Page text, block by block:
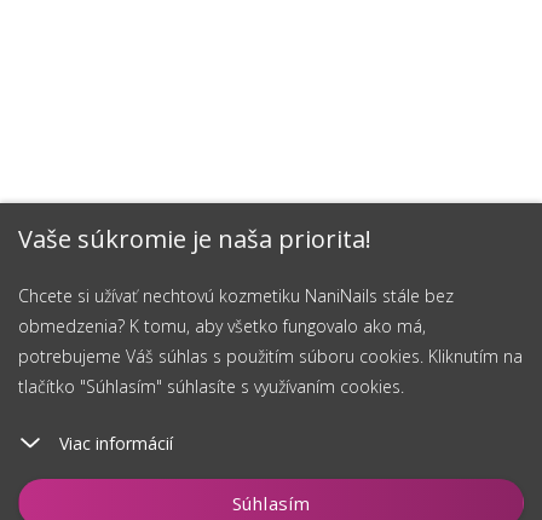
Vaše súkromie je naša priorita!
Chcete si užívať nechtovú kozmetiku NaniNails stále bez
obmedzenia? K tomu, aby všetko fungovalo ako má,
potrebujeme Váš súhlas s použitím súboru cookies. Kliknutím na
tlačítko "Súhlasím" súhlasíte s využívaním cookies.
Viac informácií
Súhlasím
Vložiť do košíka